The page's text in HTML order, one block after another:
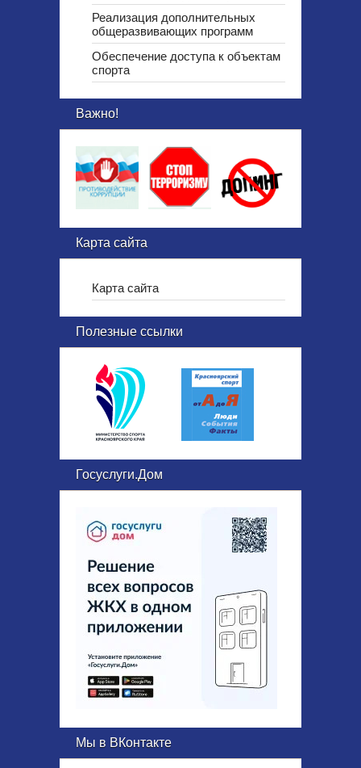
Реализация дополнительных
общеразвивающих программ
Обеспечение доступа к объектам
спорта
Важно!
Карта сайта
Карта сайта
Полезные ссылки
Госуслуги.Дом
Мы в ВКонтакте